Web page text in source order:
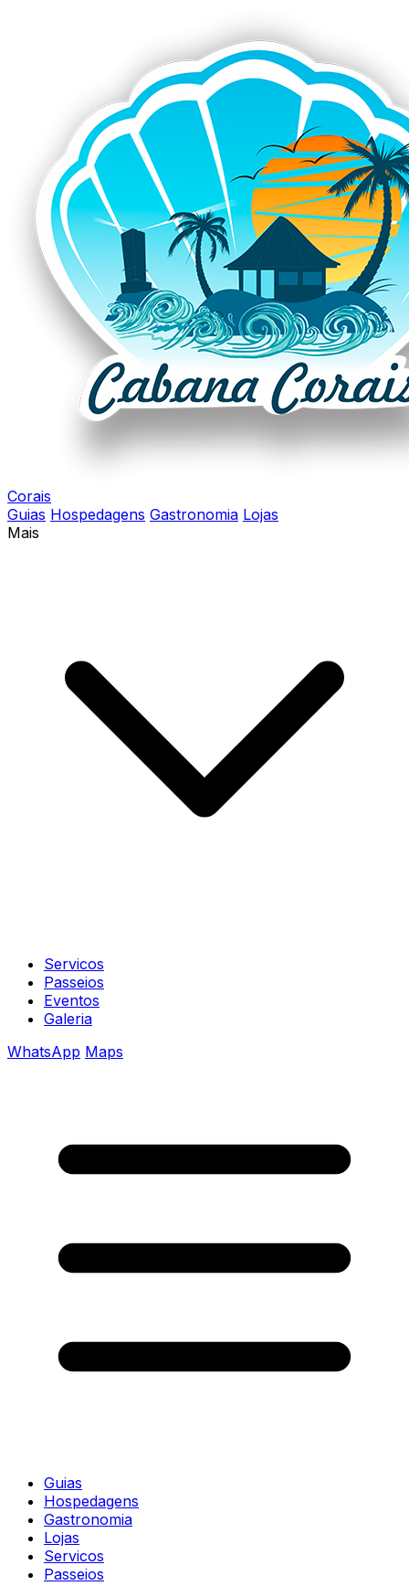
Corais
Guias Hospedagens Gastronomia Lojas
Mais
Servicos
Passeios
Eventos
Galeria
WhatsApp Maps
Guias
Hospedagens
Gastronomia
Lojas
Servicos
Passeios